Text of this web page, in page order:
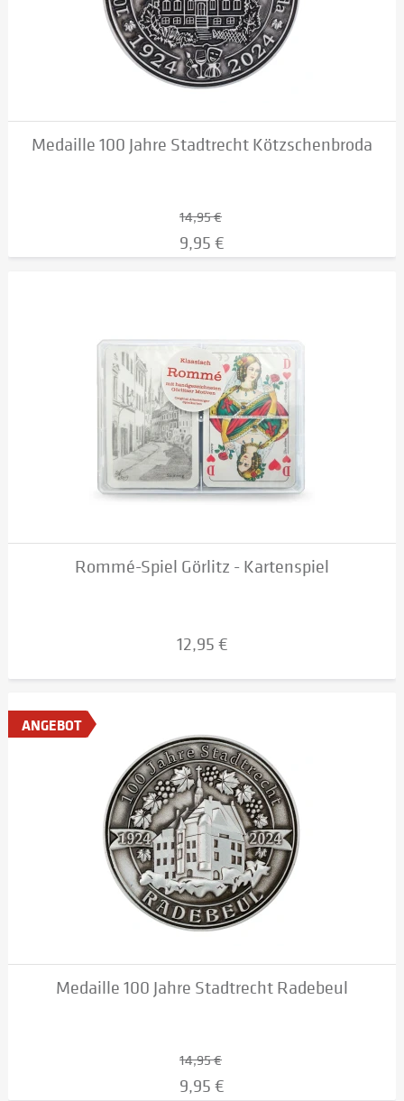
Medaille 100 Jahre Stadtrecht Kötzschenbroda
14,95 €
9,95 €
Rommé-Spiel Görlitz - Kartenspiel
12,95 €
ANGEBOT
Medaille 100 Jahre Stadtrecht Radebeul
14,95 €
9,95 €